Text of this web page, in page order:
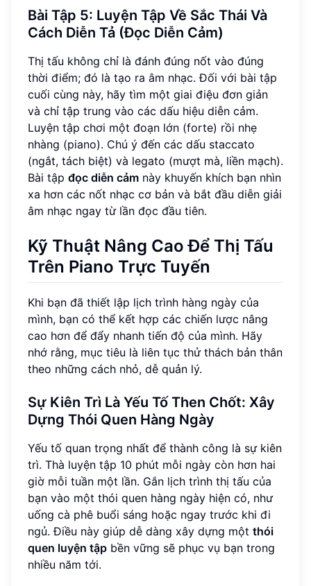
Bài Tập 5: Luyện Tập Về Sắc Thái Và
Cách Diễn Tả (Đọc Diễn Cảm)
Thị tấu không chỉ là đánh đúng nốt vào đúng
thời điểm; đó là tạo ra âm nhạc. Đối với bài tập
cuối cùng này, hãy tìm một giai điệu đơn giản
và chỉ tập trung vào các dấu hiệu diễn cảm.
Luyện tập chơi một đoạn lớn (forte) rồi nhẹ
nhàng (piano). Chú ý đến các dấu staccato
(ngắt, tách biệt) và legato (mượt mà, liền mạch).
Bài tập đọc diễn cảm này khuyến khích bạn nhìn
xa hơn các nốt nhạc cơ bản và bắt đầu diễn giải
âm nhạc ngay từ lần đọc đầu tiên.
Kỹ Thuật Nâng Cao Để Thị Tấu
Trên Piano Trực Tuyến
Khi bạn đã thiết lập lịch trình hàng ngày của
mình, bạn có thể kết hợp các chiến lược nâng
cao hơn để đẩy nhanh tiến độ của mình. Hãy
nhớ rằng, mục tiêu là liên tục thử thách bản thân
theo những cách nhỏ, dễ quản lý.
Sự Kiên Trì Là Yếu Tố Then Chốt: Xây
Dựng Thói Quen Hàng Ngày
Yếu tố quan trọng nhất để thành công là sự kiên
trì. Thà luyện tập 10 phút mỗi ngày còn hơn hai
giờ mỗi tuần một lần. Gắn lịch trình thị tấu của
bạn vào một thói quen hàng ngày hiện có, như
uống cà phê buổi sáng hoặc ngay trước khi đi
ngủ. Điều này giúp dễ dàng xây dựng một thói
quen luyện tập bền vững sẽ phục vụ bạn trong
nhiều năm tới.